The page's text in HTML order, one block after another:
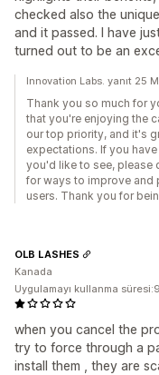
checked also the
and it passed. I have
turned out to be an
Innovation Labs. yanıt 25
Thank you so much for
that you're enjoying the
our top priority, and it's
expectations. If you
you'd like to see, please
for ways to improve and
users. Thank you for
when you cancel the
try to force through a
install them , they are
OLB LASHES
Kanada
Uygulamayı kullanma